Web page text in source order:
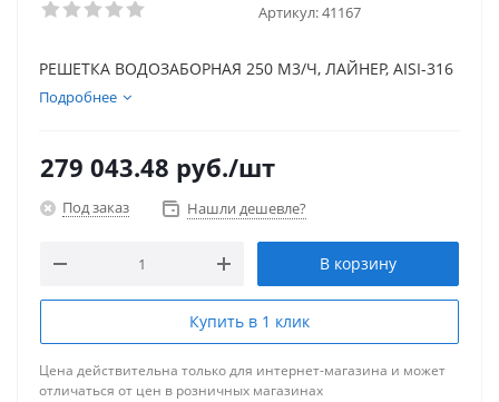
Артикул:41167
РЕШЕТКА ВОДОЗАБОРНАЯ 250 М3/Ч, ЛАЙНЕР, AISI-316
Подробнее
279 043.48 руб./шт
Под заказ Нашли дешевле?
В корзину
Купить в 1 клик
Цена действительна только для интернет-магазина и может
отличаться от цен в розничных магазинах